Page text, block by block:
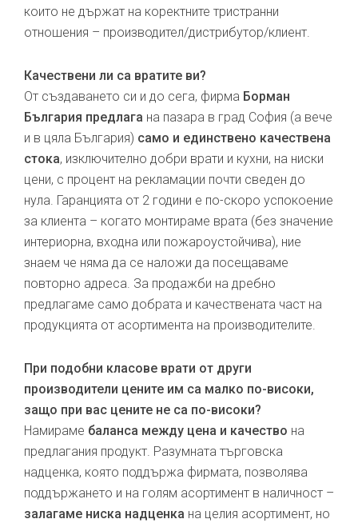
които не държат на коректните тристранни
отношения – производител/дистрибутор/клиент.
Качествени ли са вратите ви?
От създаването си и до сега, фирма Борман
България предлага на пазара в град София (а вече
и в цяла България) само и единствено качествена
стока, изключително добри врати и кухни, на ниски
цени, с процент на рекламации почти сведен до
нула. Гаранцията от 2 години е по-скоро успокоение
за клиента – когато монтираме врата (без значение
интериорна, входна или пожароустойчива), ние
знаем че няма да се наложи да посещаваме
повторно адреса. За продажби на дребно
предлагаме само добрата и качествената част на
продукцията от асортимента на производителите.
При подобни класове врати от други
производители цените им са малко по-високи,
защо при вас цените не са по-високи?
Намираме баланса между цена и качество на
предлагания продукт. Разумната търговска
надценка, която поддържа фирмата, позволява
поддържането и на голям асортимент в наличност –
залагаме ниска надценка на целия асортимент, но